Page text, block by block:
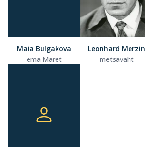
Maia Bulgakova
ema Maret
Leonhard Merzin
metsavaht